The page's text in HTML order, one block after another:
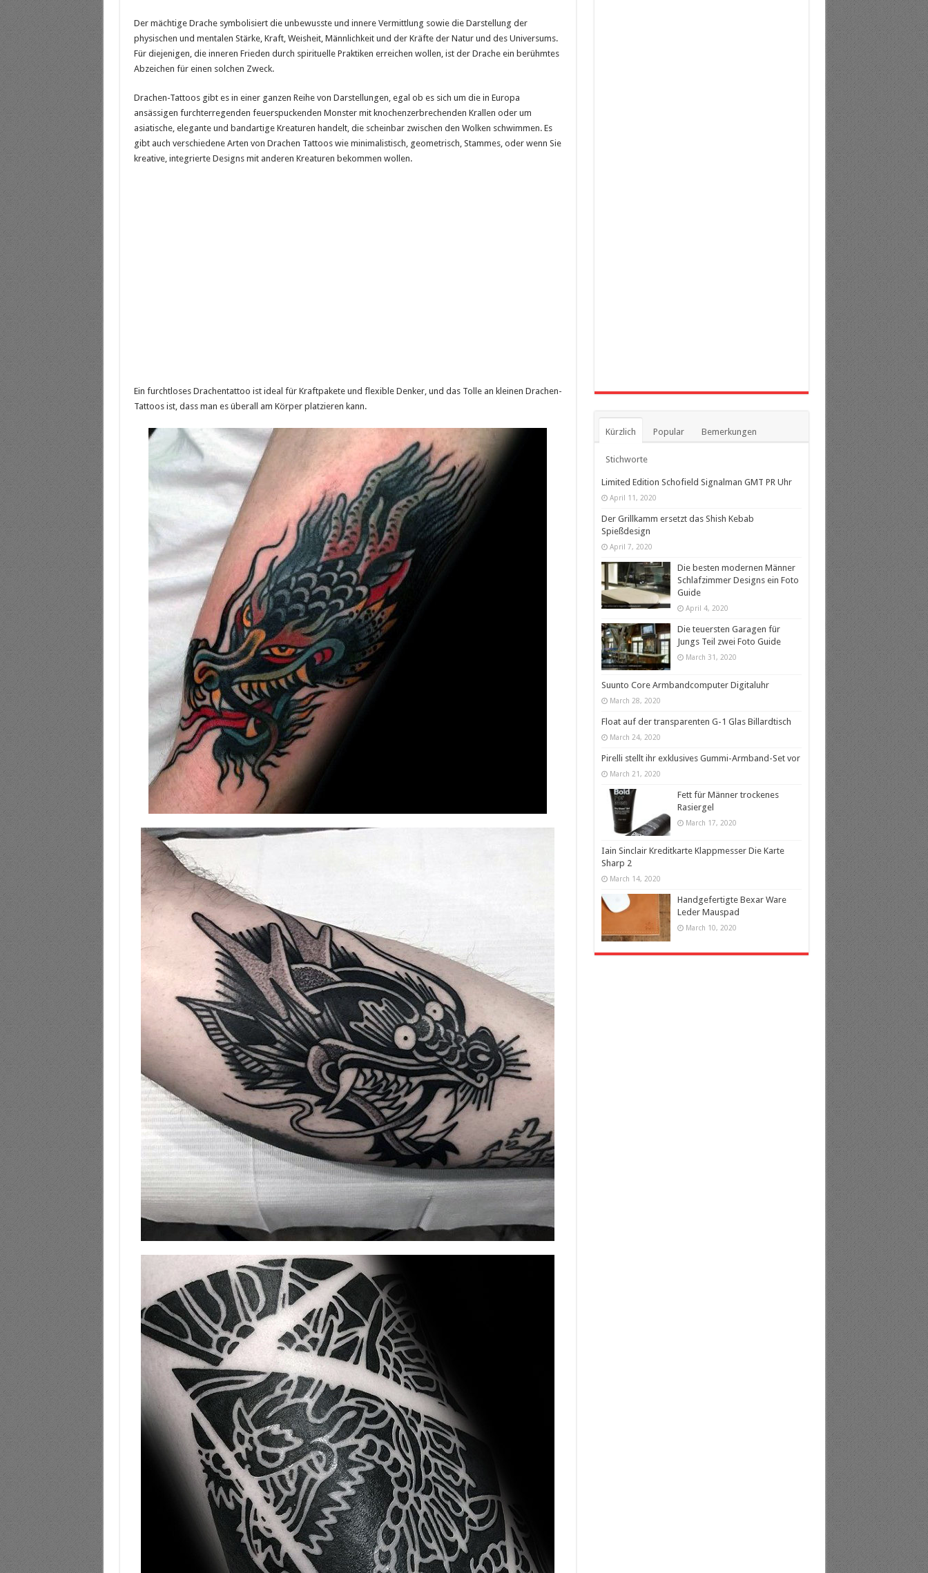
Der mächtige Drache symbolisiert die unbewusste und innere Vermittlung sowie die Darstellung der
physischen und mentalen Stärke, Kraft, Weisheit, Männlichkeit und der Kräfte der Natur und des Universums.
Für diejenigen, die inneren Frieden durch spirituelle Praktiken erreichen wollen, ist der Drache ein berühmtes
Abzeichen für einen solchen Zweck.
Drachen-Tattoos gibt es in einer ganzen Reihe von Darstellungen, egal ob es sich um die in Europa
ansässigen furchterregenden feuerspuckenden Monster mit knochenzerbrechenden Krallen oder um
asiatische, elegante und bandartige Kreaturen handelt, die scheinbar zwischen den Wolken schwimmen. Es
gibt auch verschiedene Arten von Drachen Tattoos wie minimalistisch, geometrisch, Stammes, oder wenn Sie
kreative, integrierte Designs mit anderen Kreaturen bekommen wollen.
Ein furchtloses Drachentattoo ist ideal für Kraftpakete und flexible Denker, und das Tolle an kleinen Drachen-
Tattoos ist, dass man es überall am Körper platzieren kann.
Kürzlich Popular Bemerkungen
Stichworte
Limited Edition Schofield Signalman GMT PR Uhr
April 11, 2020
Der Grillkamm ersetzt das Shish Kebab
Spießdesign
April 7, 2020
Die besten modernen Männer
Schlafzimmer Designs ein Foto
Guide
April 4, 2020
Die teuersten Garagen für
Jungs Teil zwei Foto Guide
March 31, 2020
Suunto Core Armbandcomputer Digitaluhr
March 28, 2020
Float auf der transparenten G-1 Glas Billardtisch
March 24, 2020
Pirelli stellt ihr exklusives Gummi-Armband-Set vor
March 21, 2020
Fett für Männer trockenes
Rasiergel
March 17, 2020
Iain Sinclair Kreditkarte Klappmesser Die Karte
Sharp 2
March 14, 2020
Handgefertigte Bexar Ware
Leder Mauspad
March 10, 2020